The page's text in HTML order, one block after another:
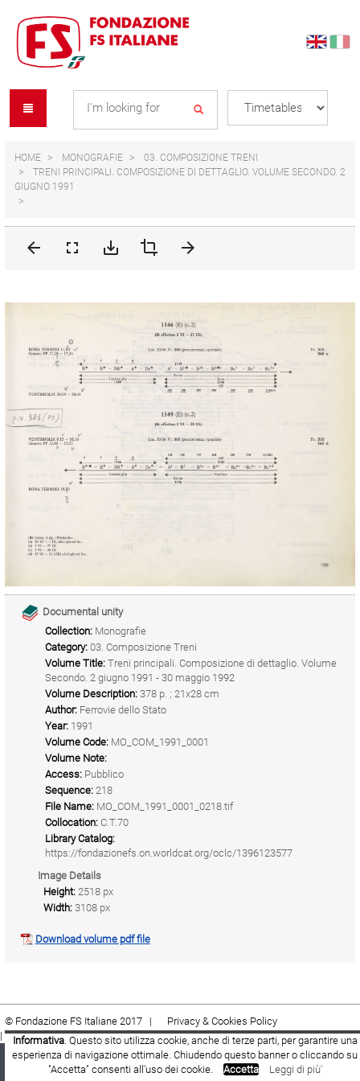
content
navigation
menu
HOME MONOGRAFIE
03. COMPOSIZIONE TRENI
TRENI PRINCIPALI. COMPOSIZIONE DI DETTAGLIO. VOLUME SECONDO. 2
GIUGNO 1991
Documental unity
Collection: Monografie
Category: 03. Composizione Treni
Volume Title: Treni principali. Composizione di dettaglio. Volume
Secondo. 2 giugno 1991 - 30 maggio 1992
Volume Description: 378 p. ; 21x28 cm
Author: Ferrovie dello Stato
Year: 1991
Volume Code: MO_COM_1991_0001
Volume Note:
Access: Pubblico
Sequence: 218
File Name: MO_COM_1991_0001_0218.tif
Collocation: C.T.70
Library Catalog:
https://fondazionefs.on.worldcat.org/oclc/1396123577
Image Details
Height: 2518 px
Width: 3108 px
Download volume pdf file
© Fondazione FS Italiane 2017 |
Privacy & Cookies Policy
|Cookie|Termini e condizioni
Informativa. Questo sito utilizza cookie, anche di terze parti, per garantire una
esperienza di navigazione ottimale. Chiudendo questo banner o cliccando su
"Accetta" consenti all'uso dei cookie.
Accetta Leggi di più'
Facebook
Youtube
Fondazione FS Italiane